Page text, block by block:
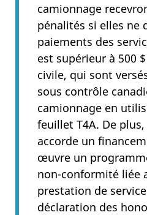
camionnage
pénalités si elles ne
paiements des
est supérieur à 500
civile, qui sont
sous contrôle
camionnage en
feuillet T4A. De
accorde un
œuvre un
non-conformité liée
prestation de
déclaration des